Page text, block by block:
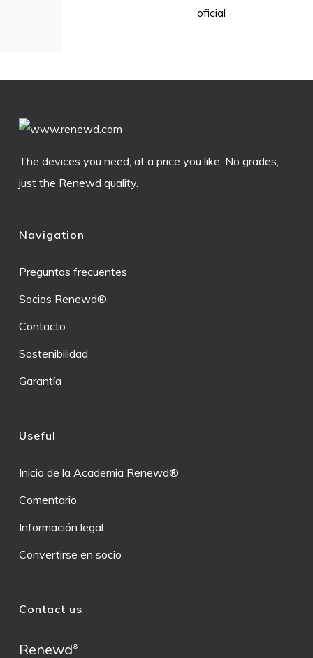
oficial
The devices you need, at a price you like. No grades,
just the Renewd quality.
Navigation
Preguntas frecuentes
Socios Renewd®
Contacto
Sostenibilidad
Garantía
Useful
Inicio de la Academia Renewd®
Comentario
Información legal
Convertirse en socio
Contact us
Renewd®